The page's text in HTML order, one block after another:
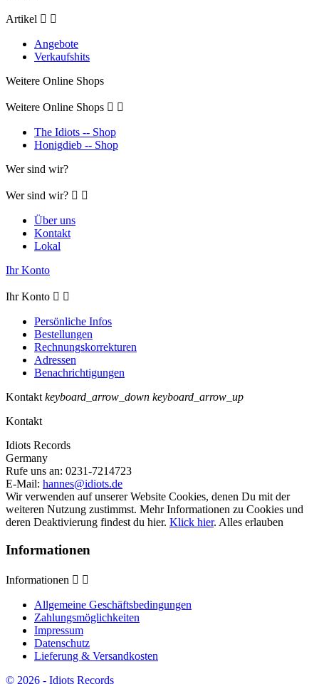
Artikel  
Angebote
Verkaufshits
Weitere Online Shops
Weitere Online Shops  
The Idiots -- Shop
Honigdieb -- Shop
Wer sind wir?
Wer sind wir?  
Über uns
Kontakt
Lokal
Ihr Konto
Ihr Konto  
Persönliche Infos
Bestellungen
Rechnungskorrekturen
Adressen
Benachrichtigungen
Kontakt keyboard_arrow_down keyboard_arrow_up
Kontakt
Idiots Records
Germany
Rufe uns an: 0231-7214723
E-Mail: hannes@idiots.de
Wir verwenden auf unserer Website Cookies, denen Du mit der
weiteren Nutzung zustimmst. Mehr Informationen zu Cookies und
deren Deaktivierung findest du hier. Klick hier. Alles erlauben
Informationen
Informationen  
Allgemeine Geschäftsbedingungen
Zahlungsmöglichkeiten
Impressum
Datenschutz
Lieferung & Versandkosten
© 2026 - Idiots Records